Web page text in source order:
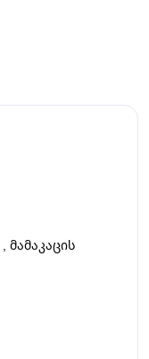
მამაკაცის